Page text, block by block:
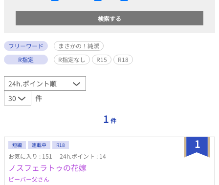
フリーワード
まさかの！純潔
R指定
R指定なし R15 R18
件
1 件
1
短編 連載中 R18
お気に入り : 151 24h.ポイント : 14
ノスフェラトゥの花嫁
ビーバー父さん